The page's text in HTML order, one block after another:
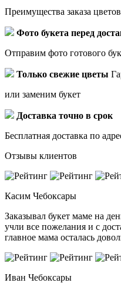
Преимущества заказа
Фото букета перед
Отправим фото готового
Только свежие цветы
или заменим букет
Доставка точно в срок
Бесплатная доставка по
Отзывы клиентов
Касим Чебоксары
Заказывал букет маме на
учли все пожелания и с
главное мама осталась
Иван Чебоксары